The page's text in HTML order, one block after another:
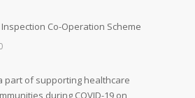
Co-Operation Scheme
part of supporting healthcare
during COVID-19 on